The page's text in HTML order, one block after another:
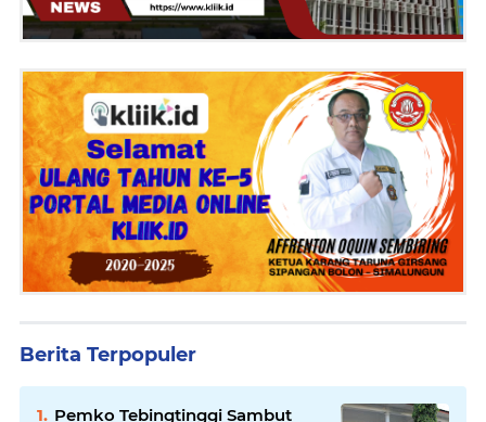
Berita Terpopuler
Pemko Tebingtinggi Sambut